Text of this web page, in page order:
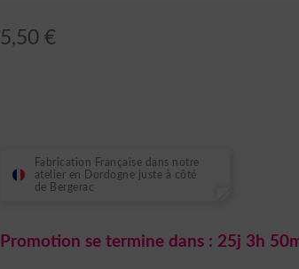
5,50 €
Fabrication Française dans notre
atelier en Dordogne juste à côté
de Bergerac
Promotion se termine dans : 25j 3h